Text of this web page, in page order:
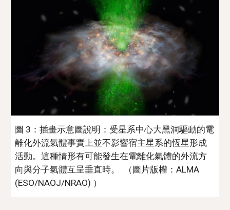
圖 3：插畫示意圖說明：受星系中心大黑洞驅動的電
離化外流氣體事實上並不影響宿主星系的恆星形成
活動。這種情形有可能發生在電離化氣體的外流方
向與分子氣體互呈垂直時。  （圖片版權：ALMA
(ESO/NAOJ/NRAO) ）